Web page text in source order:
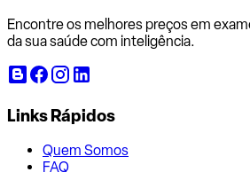
Encontre os melhores preços em
da sua saúde com inteligência.
Links Rápidos
Quem Somos
FAQ